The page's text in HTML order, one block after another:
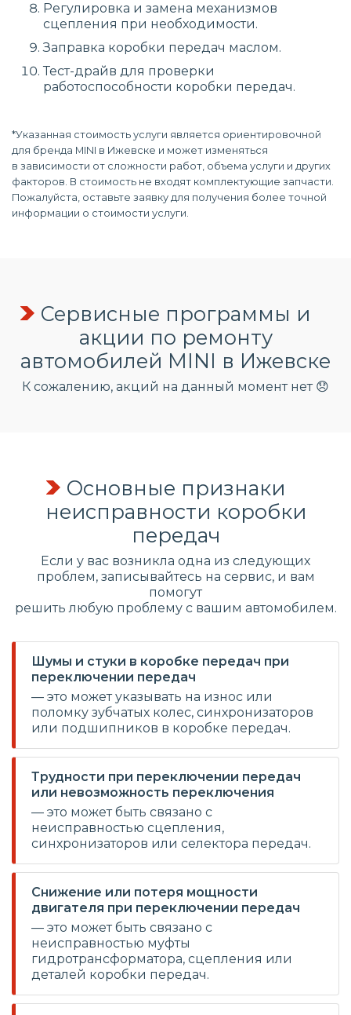
Регулировка и замена механизмов
сцепления при необходимости.
Заправка коробки передач маслом.
Тест-драйв для проверки
работоспособности коробки передач.
*Указанная стоимость услуги является ориентировочной
для бренда MINI в Ижевске и может изменяться
в зависимости от сложности работ, объема услуги и других
факторов. В стоимость не входят комплектующие запчасти.
Пожалуйста, оставьте заявку для получения более точной
информации о стоимости услуги.
Сервисные программы и
акции по ремонту
автомобилей MINI в Ижевске
К сожалению, акций на данный момент нет 😞
Основные признаки
неисправности коробки
передач
Если у вас возникла одна из следующих
проблем, записывайтесь на сервис, и вам
помогут
решить любую проблему с вашим автомобилем.
Шумы и стуки в коробке передач при
переключении передач
— это может указывать на износ или
поломку зубчатых колес, синхронизаторов
или подшипников в коробке передач.
Трудности при переключении передач
или невозможность переключения
— это может быть связано с
неисправностью сцепления,
синхронизаторов или селектора передач.
Снижение или потеря мощности
двигателя при переключении передач
— это может быть связано с
неисправностью муфты
гидротрансформатора, сцепления или
деталей коробки передач.